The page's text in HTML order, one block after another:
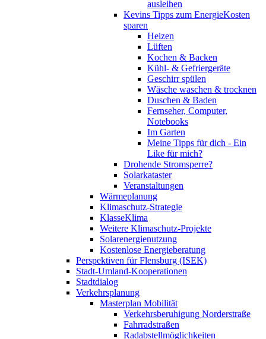
ausleihen
Kevins Tipps zum EnergieKosten
sparen
Heizen
Lüften
Kochen & Backen
Kühl- & Gefriergeräte
Geschirr spülen
Wäsche waschen & trocknen
Duschen & Baden
Fernseher, Computer,
Notebooks
Im Garten
Meine Tipps für dich - Ein
Like für mich?
Drohende Stromsperre?
Solarkataster
Veranstaltungen
Wärmeplanung
Klimaschutz-Strategie
KlasseKlima
Weitere Klimaschutz-Projekte
Solarenergienutzung
Kostenlose Energieberatung
Perspektiven für Flensburg (ISEK)
Stadt-Umland-Kooperationen
Stadtdialog
Verkehrsplanung
Masterplan Mobilität
Verkehrsberuhigung Norderstraße
Fahrradstraßen
Radabstellmöglichkeiten